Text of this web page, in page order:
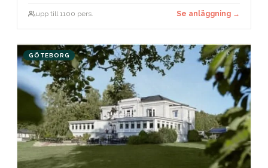
upp till 1100 pers. Se anläggning →
GÖTEBORG